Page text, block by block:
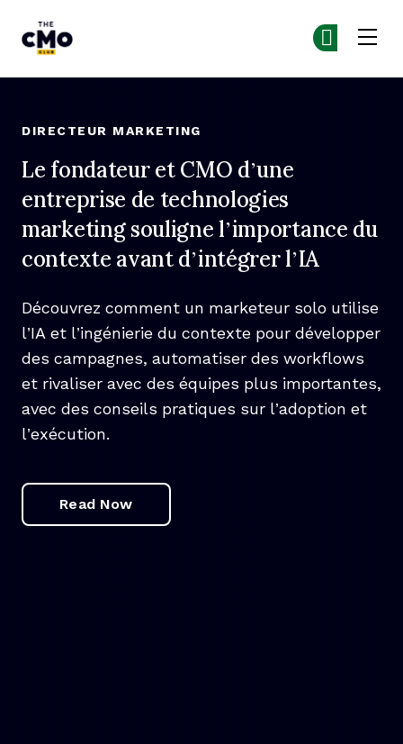
DIRECTEUR MARKETING
Le fondateur et CMO d’une
entreprise de technologies
marketing souligne l’importance du
contexte avant d’intégrer l’IA
Découvrez comment un marketeur solo utilise
l’IA et l’ingénierie du contexte pour développer
des campagnes, automatiser des workflows
et rivaliser avec des équipes plus importantes,
avec des conseils pratiques sur l’adoption et
l’exécution.
Read Now